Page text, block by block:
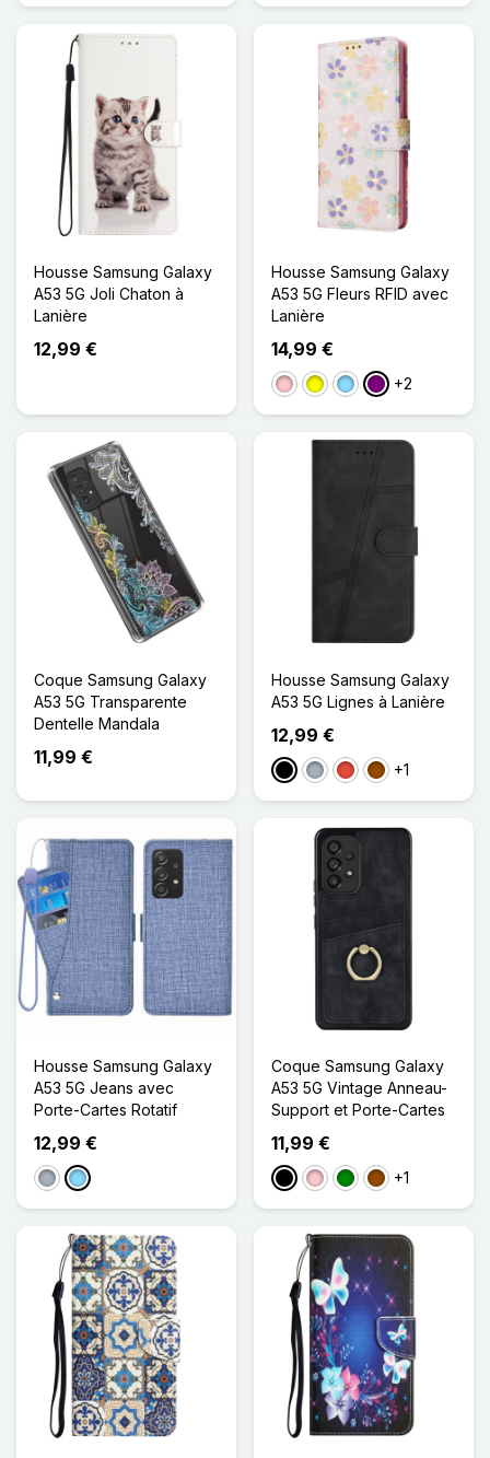
Housse Samsung Galaxy
A53 5G Joli Chaton à
Lanière
12,99 €
Housse Samsung Galaxy
A53 5G Fleurs RFID avec
Lanière
14,99 €
RoseJauneBleu Clair
Violet
+2
Coque Samsung Galaxy
A53 5G Transparente
Dentelle Mandala
11,99 €
Housse Samsung Galaxy
A53 5G Lignes à Lanière
12,99 €
NoirGris RougeMarron
+1
Housse Samsung Galaxy
A53 5G Jeans avec
Porte-Cartes Rotatif
12,99 €
Gris Bleu Clair
Coque Samsung Galaxy
A53 5G Vintage Anneau-
Support et Porte-Cartes
11,99 €
NoirRoseVertMarron
+1